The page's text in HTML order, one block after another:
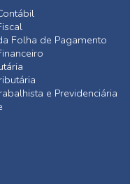
Folha de Pagamento
e Previdenciária